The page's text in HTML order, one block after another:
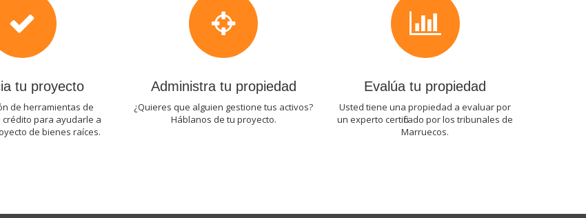
tu proyecto
de herramientas de
crédito para ayudarle a
de bienes raíces.
Administra tu propiedad
¿Quieres que alguien gestione tus activos?
Háblanos de tu proyecto.
Evalúa tu propiedad
Usted tiene una propiedad a evaluar por
un experto certificado por los tribunales de
Marruecos.